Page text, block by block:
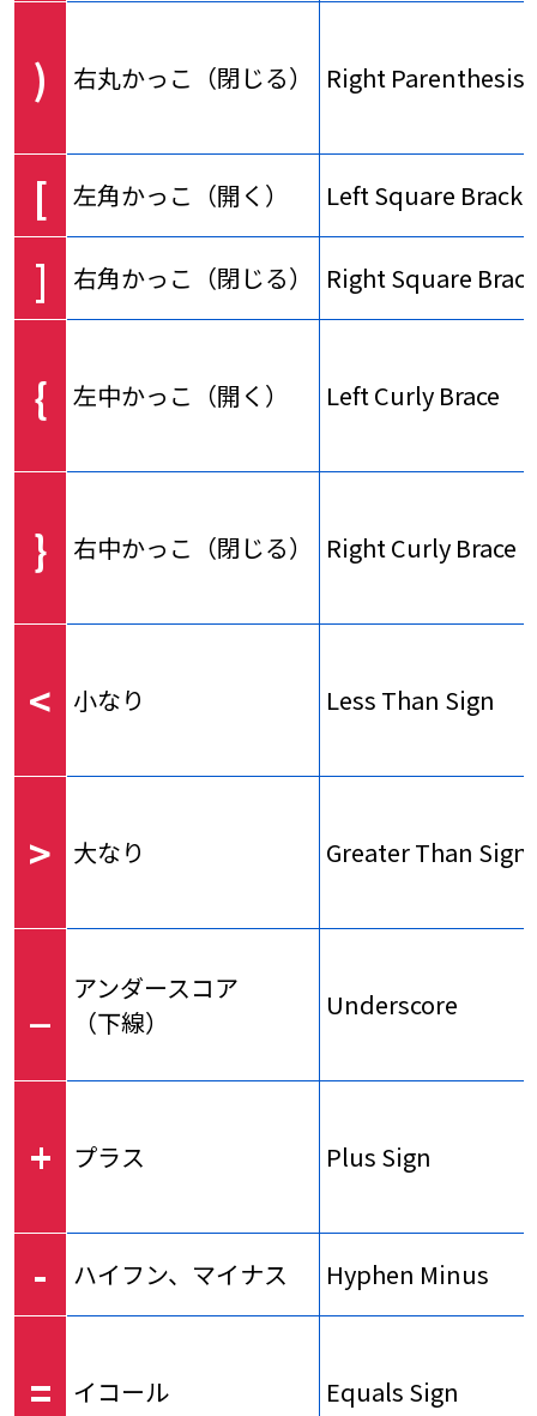
) 右丸かっこ（閉じる） Right Parenthesis
[ 左角かっこ（開く） Left Square
] 右角かっこ（閉じる） Right Square
{ 左中かっこ（開く） Left Curly Brace
} 右中かっこ（閉じる） Right Curly Brace
< 小なり Less Than Sign
> 大なり Greater Than Sign
アンダースコア
（下線）
Underscore
+ プラス Plus Sign
- ハイフン、マイナス Hyphen Minus
= イコール Equals Sign